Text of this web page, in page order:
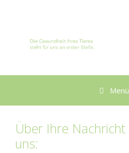
Menü
Über Ihre
uns: